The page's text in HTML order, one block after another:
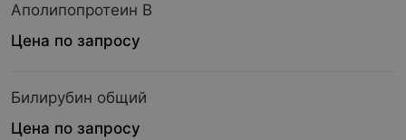
Аполипопротеин В
Цена по запросу
Билирубин общий
Цена по запросу